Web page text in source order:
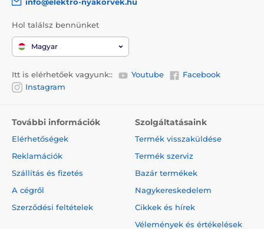
Design, melyet gyorsan megszeret!
Amennyiben egy termék esetében a minőség és a
modern kialakítás ötvözi egymást, könnyedén
négyféle méretben és különböző színváltozatban is
Paraméterek:
Hol találsz bennünket
Magyar
Itt is elérhetőek vagyunk:: Youtube
Facebook
Instagram
További információk
Elérhetőségek
Reklamációk
Szállítás és fizetés
A cégről
Szerződési feltételek
Szolgáltatásaink
Termék visszaküldése
Termék szerviz
Bazár termékek
Nagykereskedelem
Cikkek és hírek
Vélemények és értékelések